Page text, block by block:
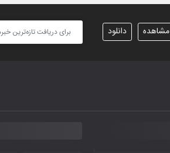
دانلود مشاهده